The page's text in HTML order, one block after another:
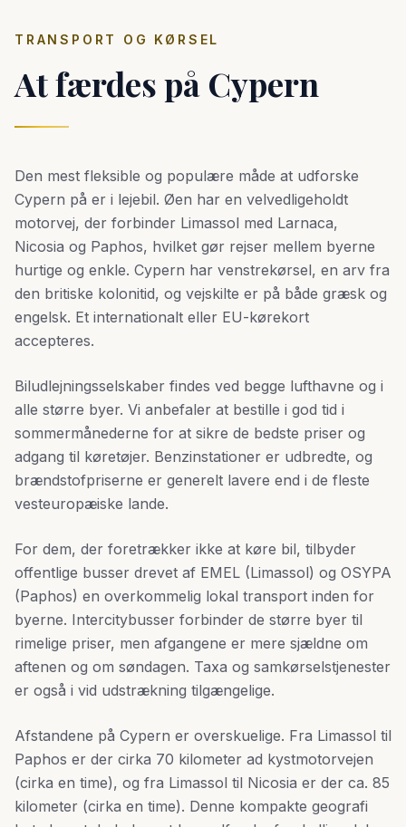
TRANSPORT OG KØRSEL
At færdes på Cypern
Den mest fleksible og populære måde at udforske
Cypern på er i lejebil. Øen har en velvedligeholdt
motorvej, der forbinder Limassol med Larnaca,
Nicosia og Paphos, hvilket gør rejser mellem byerne
hurtige og enkle. Cypern har venstrekørsel, en arv fra
den britiske kolonitid, og vejskilte er på både græsk og
engelsk. Et internationalt eller EU-kørekort
accepteres.
Biludlejningsselskaber findes ved begge lufthavne og i
alle større byer. Vi anbefaler at bestille i god tid i
sommermånederne for at sikre de bedste priser og
adgang til køretøjer. Benzinstationer er udbredte, og
brændstofpriserne er generelt lavere end i de fleste
vesteuropæiske lande.
For dem, der foretrækker ikke at køre bil, tilbyder
offentlige busser drevet af EMEL (Limassol) og OSYPA
(Paphos) en overkommelig lokal transport inden for
byerne. Intercitybusser forbinder de større byer til
rimelige priser, men afgangene er mere sjældne om
aftenen og om søndagen. Taxa og samkørselstjenester
er også i vid udstrækning tilgængelige.
Afstandene på Cypern er overskuelige. Fra Limassol til
Paphos er der cirka 70 kilometer ad kystmotorvejen
(cirka en time), og fra Limassol til Nicosia er der ca. 85
kilometer (cirka en time). Denne kompakte geografi